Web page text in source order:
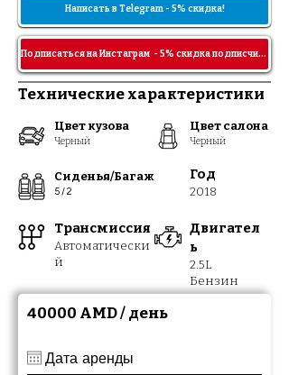
Написать в Telegram - 5% скидка!
Подписаться на Инстаграм - 5% скидка подписчикам!
Технические характеристики
Цвет кузова
Черный
Цвет салона
Черный
Сиденья/Багаж
5 / 2
Год
2018
Трансмиссия
Автоматически
й
Двигател
ь
2.5L
Бензин
40000 AMD / день